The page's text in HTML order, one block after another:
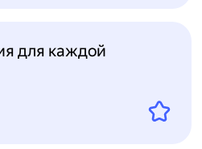
для каждой